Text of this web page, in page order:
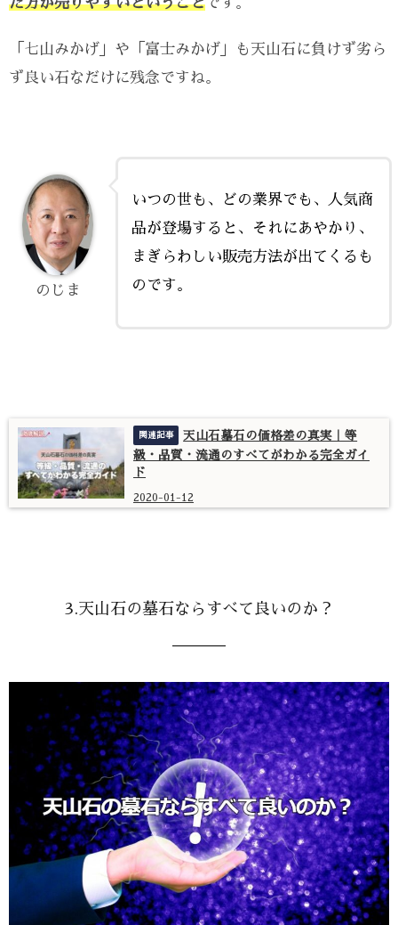
「七山みかげ」や「富士みかげ」も天山石に負けず劣ら
ず良い石なだけに残念ですね。
いつの世も、どの業界でも、人気商
品が登場すると、それにあやかり、
まぎらわしい販売方法が出てくるも
のです。
のじま
天山石墓石の価格差の真実｜等
級・品質・流通のすべてがわかる完全ガイ
ド
2020-01-12
3.天山石の墓石ならすべて良いのか？